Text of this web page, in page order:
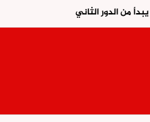
من الدور الثاني